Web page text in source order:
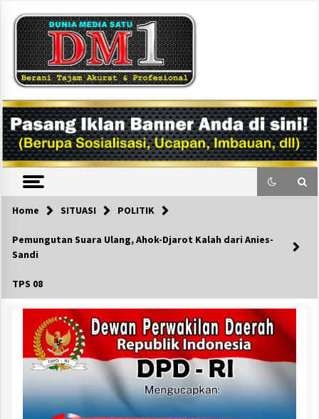
content
DM1
Home SITUASI POLITIK
Pemungutan Suara Ulang, Ahok-Djarot Kalah dari Anies-
Sandi
TPS 08